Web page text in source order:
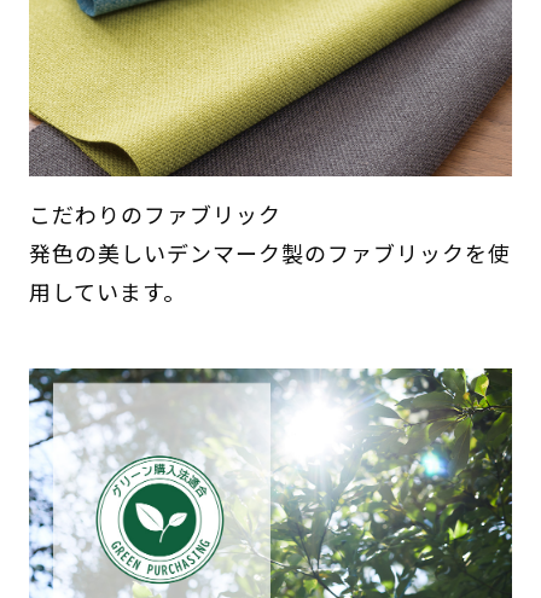
こだわりのファブリック
発色の美しいデンマーク製のファブリックを使
用しています。